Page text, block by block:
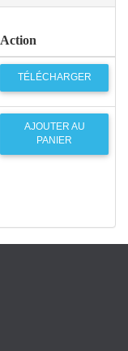
Action
TÉLÉCHARGER
AJOUTER AU
PANIER